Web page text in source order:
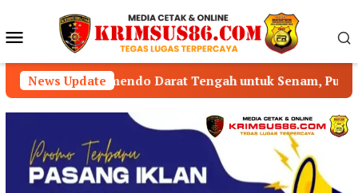
konten Menu
Mobile
News Update
Darat Tengah untuk Senam, Publik Pertanyakan